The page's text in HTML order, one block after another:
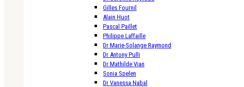
Gilles Fournil
Alain Huot
Pascal Paillet
Philippe Laffaille
Dr Marie-Solange Raymond
Dr Antony Pulli
Dr Mathilde Vian
Sonia Spelen
Dr Vanessa Nabal